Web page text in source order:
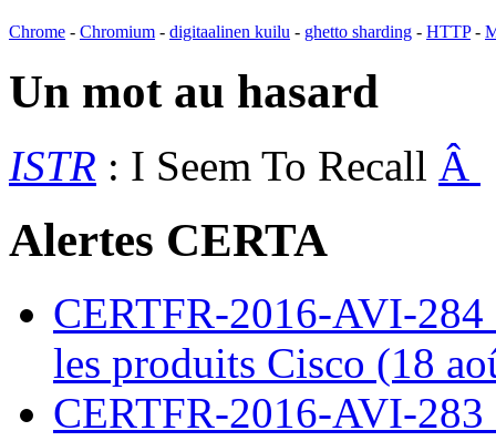
Chrome - Chromium - digitaalinen kuilu - ghetto sharding - HTTP-
Un mot au hasard
ISTR : I Seem To Recall Â
Alertes CERTA
CERTFR-2016-AVI-
les produits Cisco (18
CERTFR-2016-AVI-